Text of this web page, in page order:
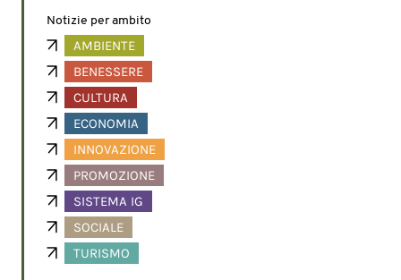
Notizie per ambito
AMBIENTE
BENESSERE
CULTURA
ECONOMIA
INNOVAZIONE
PROMOZIONE
SISTEMA IG
SOCIALE
TURISMO